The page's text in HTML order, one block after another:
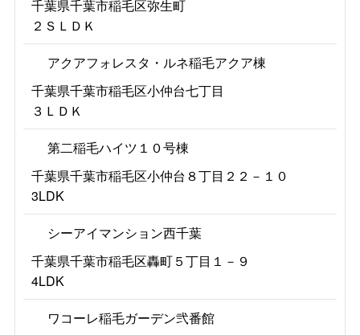
千葉県千葉市稲毛区弥生町
２ＳＬＤＫ
アクアフォレスタ・ルネ稲毛アクア棟
千葉県千葉市稲毛区小仲台七丁目
３ＬＤＫ
第二稲毛ハイツ１０号棟
千葉県千葉市稲毛区小仲台８丁目２２－１０
3LDK
シーアイマンション西千葉
千葉県千葉市稲毛区轟町５丁目１－９
4LDK
ワコーレ稲毛ガーデン弐番館